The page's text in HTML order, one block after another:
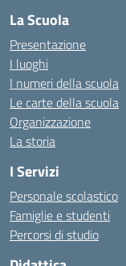
La Scuola
Presentazione
I luoghi
I numeri della scuola
Le carte della scuola
Organizzazione
La storia
I Servizi
Personale scolastico
Famiglie e studenti
Percorsi di studio